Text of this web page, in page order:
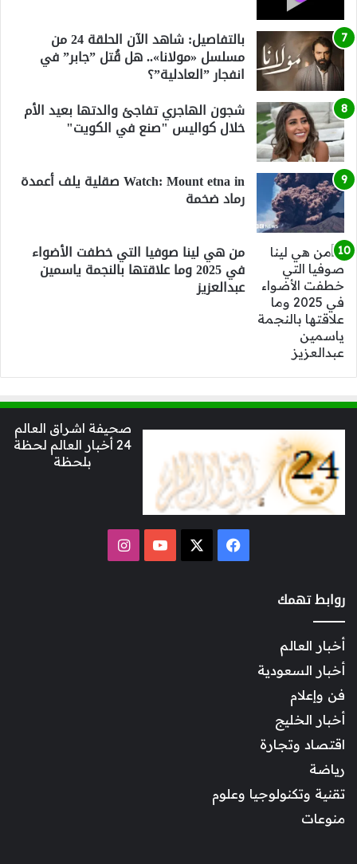
بالتفاصيل: شاهد الآن الحلقة 24 من
مسلسل «مولانا».. هل قُتل ”جابر” في
انفجار ”العادلية”؟
شجون الهاجري تفاجئ والدتها بعيد الأم
خلال كواليس "صنع في الكويت"
Watch: Mount etna in صقلية يلف أعمدة
رماد ضخمة
من هي لينا صوفيا التي خطفت الأضواء
في 2025 وما علاقتها بالنجمة ياسمين
عبدالعزيز
صحيفة اشراق العالم
24 أخبار العالم لحظة
بلحظة
فيسبوك ‫YouTubeانستقرام
روابط تهمك
أخبار العالم
أخبار السعودية
فن وإعلام
أخبار الخليج
اقتصاد وتجارة
رياضة
تقنية وتكنولوجيا وعلوم
منوعات